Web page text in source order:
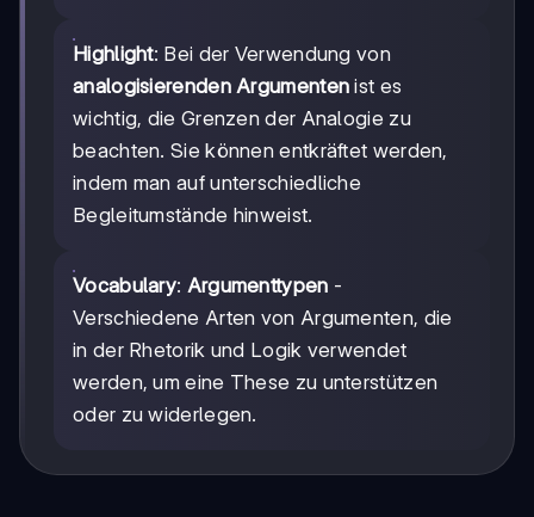
Highlight: Bei der Verwendung von
analogisierenden Argumenten ist es
wichtig, die Grenzen der Analogie zu
beachten. Sie können entkräftet werden,
indem man auf unterschiedliche
Begleitumstände hinweist.
Vocabulary: Argumenttypen -
Verschiedene Arten von Argumenten, die
in der Rhetorik und Logik verwendet
werden, um eine These zu unterstützen
oder zu widerlegen.